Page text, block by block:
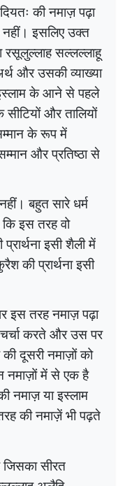
की नमाज़ पढ़ा
नहीं। इसलिए उक्त
रसूलुल्लाह सल्लल्लाहू
और उसकी व्याख्या
इस्लाम के आने से पहले
और तालियों
के रूप में
और प्रतिष्ठा से
बहुत सारे धर्म
इस तरह वो
इसी शैली में
की प्रार्थना इसी
इस तरह नमाज़ पढ़ा
करते और उस पर
दूसरी नमाज़ों को
नमाज़ों में से एक है
नमाज़ या इस्लाम
की नमाज़ें भी पढ़ते
सीरत